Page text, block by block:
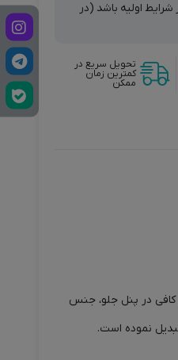
شرایط اولیه باشد (در
تحویل سریع در
کمترین زمان
ممکن
در پنل جلو، جنس